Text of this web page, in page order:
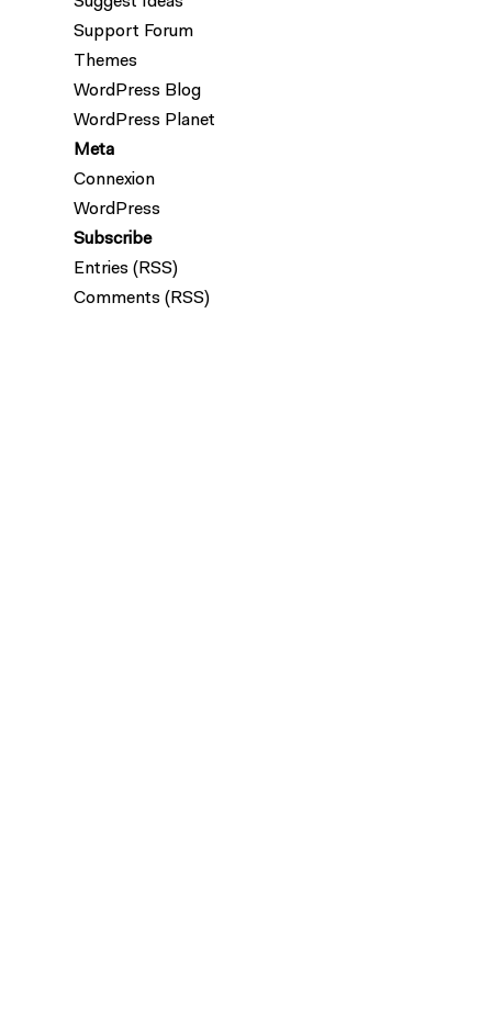
Support Forum
Themes
WordPress Blog
WordPress Planet
Meta
Connexion
WordPress
Subscribe
Entries (RSS)
Comments (RSS)